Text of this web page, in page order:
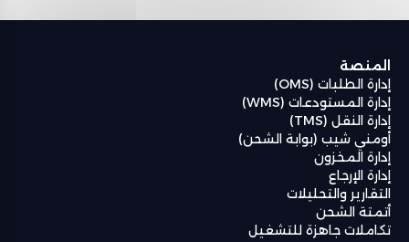
المنصة
إدارة الطلبات (OMS)
إدارة المستودعات (WMS)
إدارة النقل (TMS)
أومني شيب (بوابة الشحن)
إدارة المخزون
إدارة الإرجاع
التقارير والتحليلات
أتمتة الشحن
تكاملات جاهزة للتشغيل